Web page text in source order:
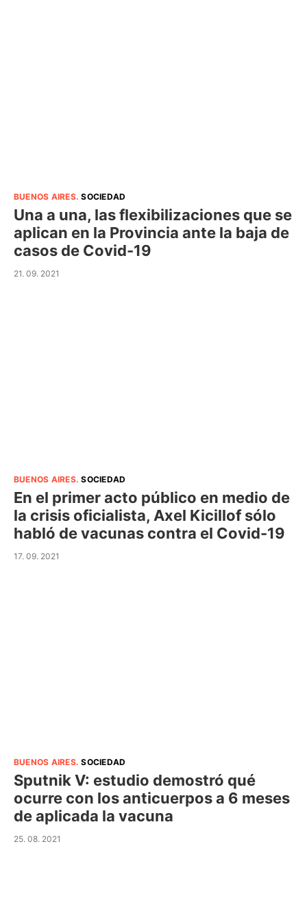
BUENOS AIRES.SOCIEDAD
Una a una, las flexibilizaciones que se
aplican en la Provincia ante la baja de
casos de Covid-19
21. 09. 2021
BUENOS AIRES.SOCIEDAD
En el primer acto público en medio de
la crisis oficialista, Axel Kicillof sólo
habló de vacunas contra el Covid-19
17. 09. 2021
BUENOS AIRES.SOCIEDAD
Sputnik V: estudio demostró qué
ocurre con los anticuerpos a 6 meses
de aplicada la vacuna
25. 08. 2021